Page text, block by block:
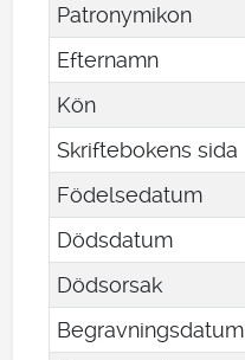
Patronymikon
Efternamn
Kön
Skriftebokens sida
Födelsedatum
Dödsdatum
Dödsorsak
Begravningsdatum